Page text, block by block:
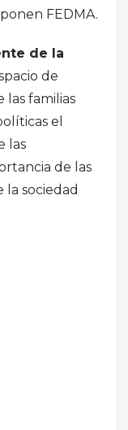
FEDMA.
de la
de
las familias
el
las
de las
sociedad